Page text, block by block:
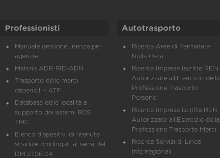
Professionisti
Manuale gestione utenze per
agenzie
Materia ADR-RID-ADN
Trasporto delle merci
deperibili - ATP
Database delle località a
supporto dei sistemi RDS
TMC
Elenco dispositivi di ritenuta
stradale omologati ai sensi del
DM 21.06.04
Autotrasporto
Ricerca Aree di Fermata e
Nulla Osta
Ricerca Imprese Iscritte REN
Autorizzate all'Esercizio della
Professione Trasporto
Persone
Ricerca Imprese iscritte REN
Autorizzate all'Esercizio della
Professione Trasporto Merci
Ricerca Servizi di Linea
Interregionali